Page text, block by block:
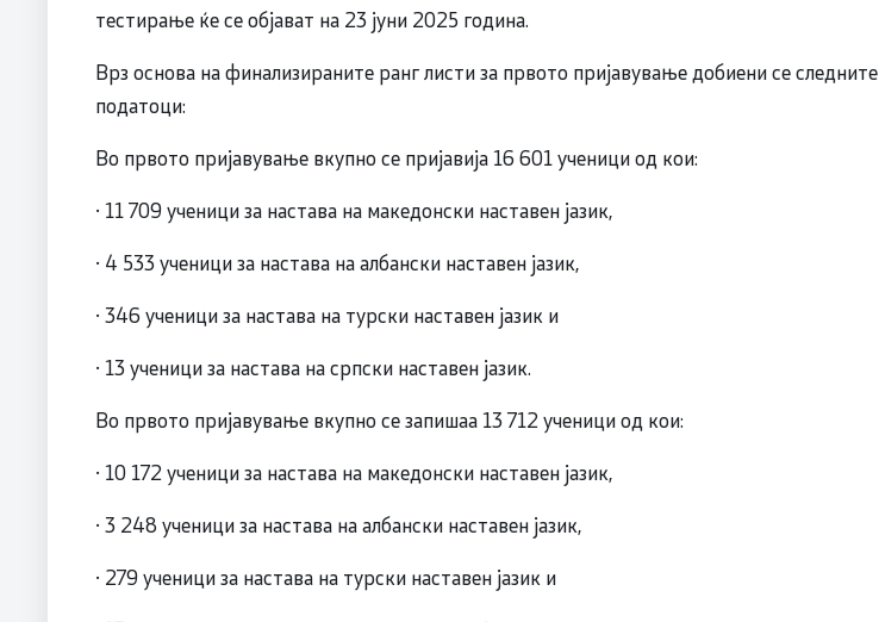
тестирање ќе се објават на 23 јуни 2025 година.
Врз основа на финализираните ранг листи за првото пријавување добиени се следните
податоци:
Во првото пријавување вкупно се пријавија 16 601 ученици од кои:
· 11 709 ученици за настава на македонски наставен јазик,
· 4 533 ученици за настава на албански наставен јазик,
· 346 ученици за настава на турски наставен јазик и
· 13 ученици за настава на српски наставен јазик.
Во првото пријавување вкупно се запишаа 13 712 ученици од кои:
· 10 172 ученици за настава на македонски наставен јазик,
· 3 248 ученици за настава на албански наставен јазик,
· 279 ученици за настава на турски наставен јазик и